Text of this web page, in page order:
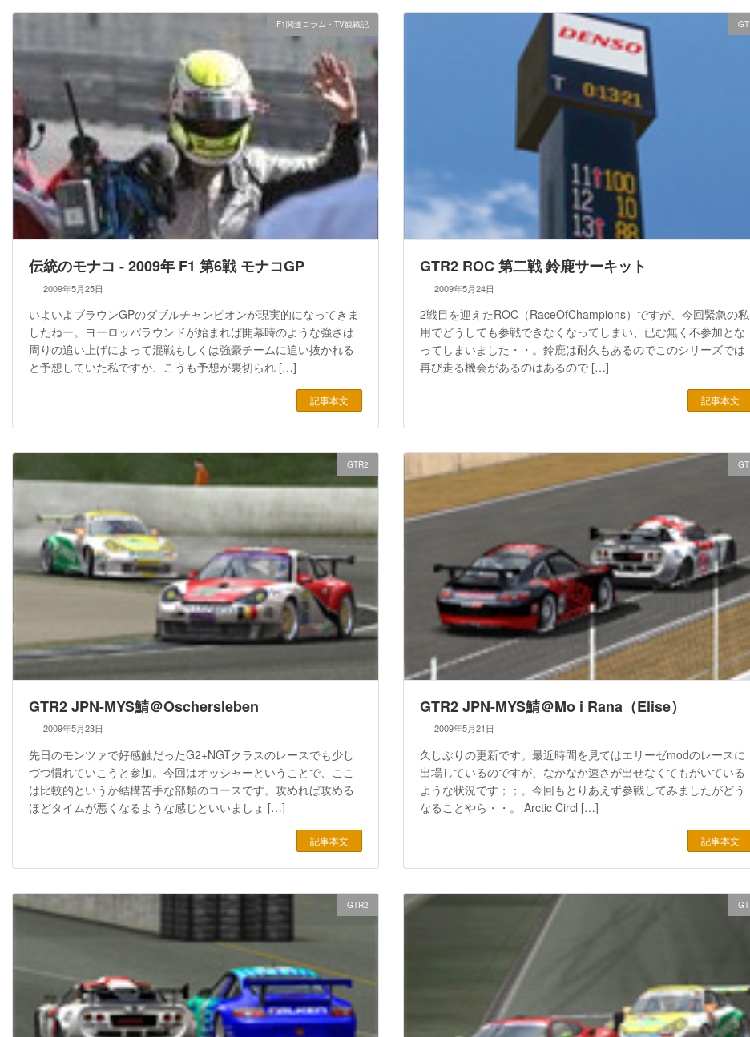
F1関連コラム・TV観戦記
伝統のモナコ - 2009年 F1 第6戦 モナコGP
2009年5月25日
いよいよブラウンGPのダブルチャンピオンが現実的になってきま
したねー。ヨーロッパラウンドが始まれば開幕時のような強さは
周りの追い上げによって混戦もしくは強豪チームに追い抜かれる
と予想していた私ですが、こうも予想が裏切られ […]
記事本文
GTR2 ROC 第二戦 鈴鹿サーキット
2009年5月24日
2戦目を迎えたROC（RaceOfChampions）ですが、今回緊急の私
用でどうしても参戦できなくなってしまい、已む無く不参加とな
ってしまいました・・。鈴鹿は耐久もあるのでこのシリーズでは
再び走る機会があるのはあるので […]
記事本文
GTR2
GTR2 JPN-MYS鯖＠Oschersleben
2009年5月23日
先日のモンツァで好感触だったG2+NGTクラスのレースでも少し
づつ慣れていこうと参加。今回はオッシャーということで、ここ
は比較的というか結構苦手な部類のコースです。攻めれば攻める
ほどタイムが悪くなるような感じといいましょ […]
記事本文
GTR2 JPN-MYS鯖＠Mo i Rana（Elise）
2009年5月21日
久しぶりの更新です。最近時間を見てはエリーゼmodのレースに
出場しているのですが、なかなか速さが出せなくてもがいている
ような状況です；；。今回もとりあえず参戦してみましたがどう
なることやら・・。 Arctic Circl […]
記事本文
GTR2